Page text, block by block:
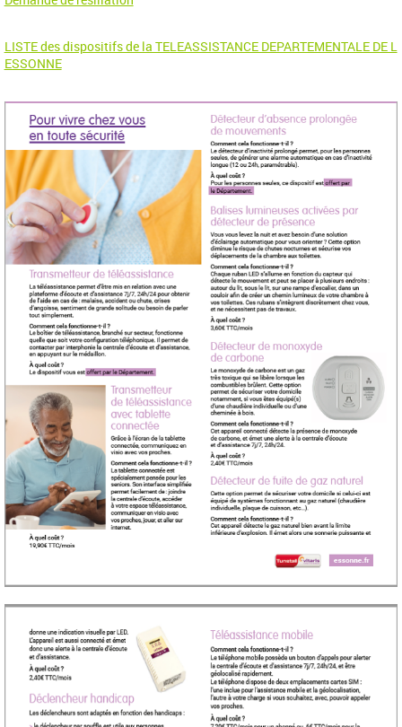
LISTE des dispositifs de la TELEASSISTANCE DEPARTEMENTALE DE L
ESSONNE